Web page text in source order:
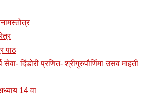
पाठ
सेवा- दिंडोरी प्रणित- श्रीगुरुपौर्णिमा उसव माहती
14 वा